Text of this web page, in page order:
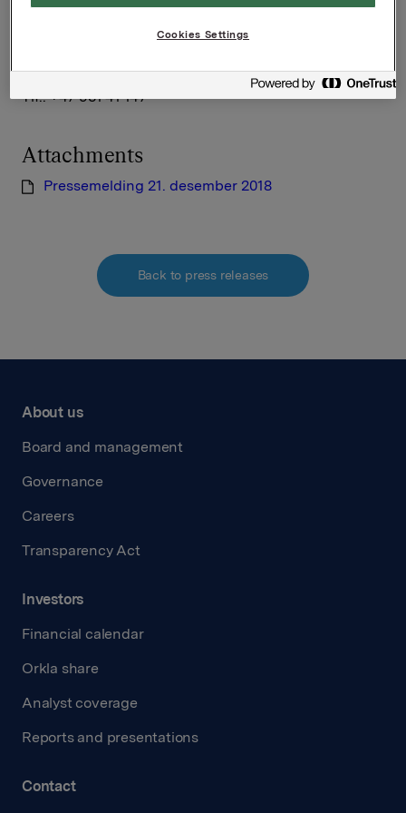
Elise Heidenreich
Tlf.: +47 951 41 147
Attachments
Pressemelding 21. desember 2018
Back to press releases
About us
Board and management
Governance
Careers
Transparency Act
Investors
Financial calendar
Orkla share
Analyst coverage
Reports and presentations
Contact
Cookies Settings